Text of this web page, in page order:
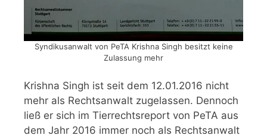
Syndikusanwalt von PeTA Krishna Singh besitzt keine
Zulassung mehr
Krishna Singh ist seit dem 12.01.2016 nicht
mehr als Rechtsanwalt zugelassen. Dennoch
ließ er sich im Tierrechtsreport von PeTA aus
dem Jahr 2016 immer noch als Rechtsanwalt